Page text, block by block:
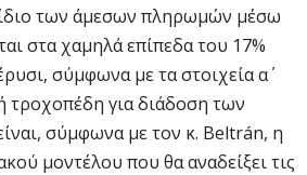
των άμεσων πληρωμών μέσω
στα χαμηλά επίπεδα του 17%
σύμφωνα με τα στοιχεία α΄
τροχοπέδη για διάδοση των
σύμφωνα με τον κ. Beltrán, η
μοντέλου που θα αναδείξει τις